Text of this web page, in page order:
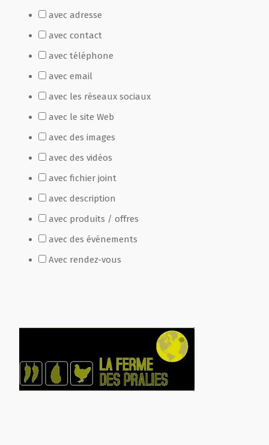
avec adresse
avec contact
avec téléphone
avec email
avec les réseaux sociaux
avec le site Web
avec des images
avec des vidéos
avec fichier joint
avec description
avec produits / offres
avec des événements
Avec rendez-vous
Fête Marché Paysan
Partenaires